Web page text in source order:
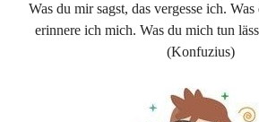
Was du mir sagst, das vergesse ich.
erinnere ich mich. Was du mich tun
(Konfuzius)